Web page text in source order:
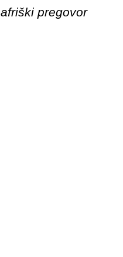
afriški pregovor